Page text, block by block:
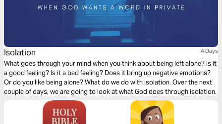
Isolation 4 Days
What goes through your mind when you think about being left alone? Is it
a good feeling? Is it a bad feeling? Does it bring up negative emotions?
Or do you like being alone? What do we do with isolation. Over the next
couple of days, we are going to look at what God does through isolation.